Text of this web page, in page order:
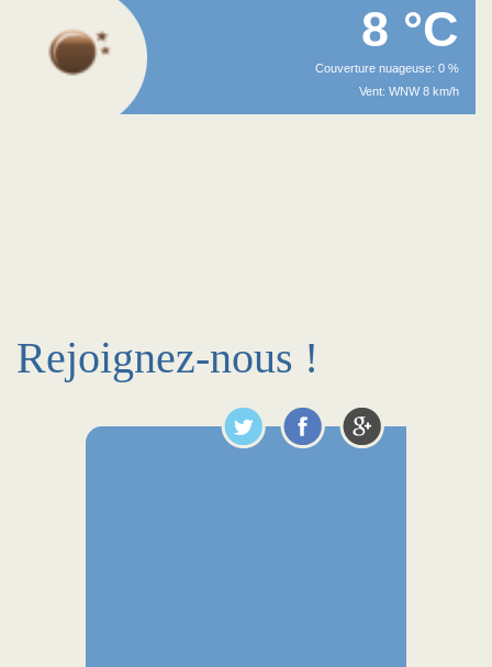
8 °C
Couverture nuageuse: 0 %
Vent: WNW 8 km/h
Rejoignez-nous !